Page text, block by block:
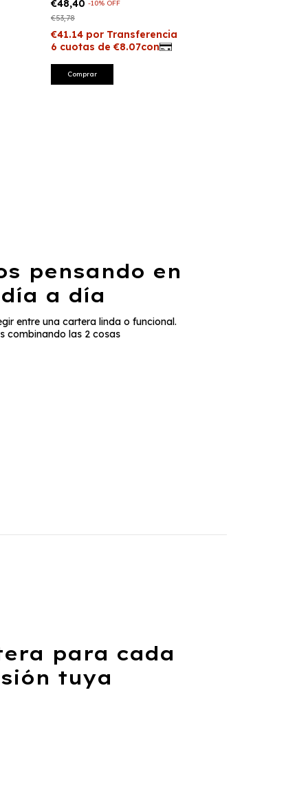
€48,40 -10% OFF
€53,78
pensando en
a día
entre una cartera linda o funcional.
combinando las 2 cosas
para cada
tuya